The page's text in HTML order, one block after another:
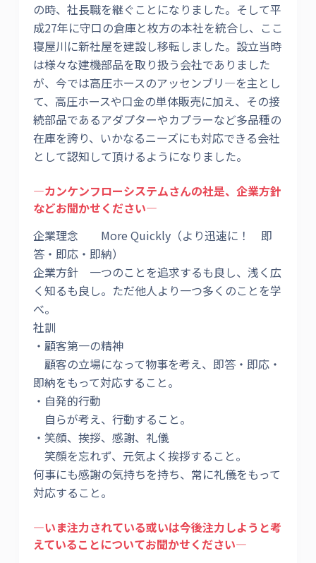
の時、社長職を継ぐことになりました。そして平
成27年に守口の倉庫と枚方の本社を統合し、ここ
寝屋川に新社屋を建設し移転しました。設立当時
は様々な建機部品を取り扱う会社でありました
が、今では高圧ホースのアッセンブリ―を主とし
て、高圧ホースや口金の単体販売に加え、その接
続部品であるアダプターやカプラーなど多品種の
在庫を誇り、いかなるニーズにも対応できる会社
として認知して頂けるようになりました。
―カンケンフローシステムさんの社是、企業方針
などお聞かせください―
企業理念 More Quickly（より迅速に！ 即
答・即応・即納）
企業方針 一つのことを追求するも良し、浅く広
く知るも良し。ただ他人より一つ多くのことを学
べ。
社訓
・顧客第一の精神
顧客の立場になって物事を考え、即答・即応・
即納をもって対応すること。
・自発的行動
自らが考え、行動すること。
・笑顔、挨拶、感謝、礼儀
笑顔を忘れず、元気よく挨拶すること。
何事にも感謝の気持ちを持ち、常に礼儀をもって
対応すること。
―いま注力されている或いは今後注力しようと考
えていることについてお聞かせください―